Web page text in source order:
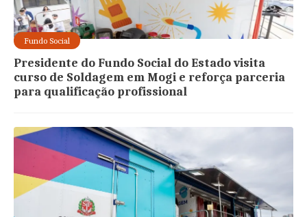
Fundo Social
Presidente do Fundo Social do Estado visita
curso de Soldagem em Mogi e reforça parceria
para qualificação profissional